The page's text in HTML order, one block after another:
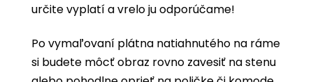
určite vyplatí a vrelo ju odporúčame!
Po vymaľovaní plátna natiahnutého na ráme
si budete môcť obraz rovno zavesiť na stenu